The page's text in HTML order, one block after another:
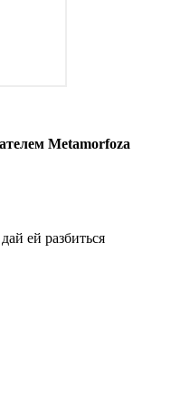
Metamorfoza
ей разбиться